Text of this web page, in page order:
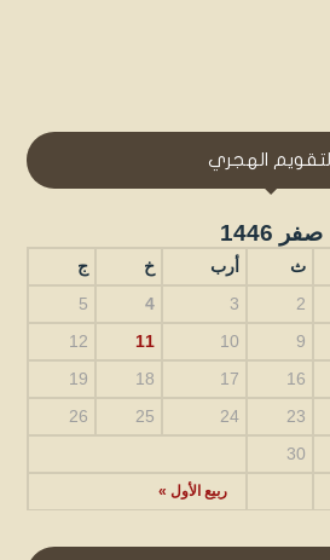
التقويم الهجري
صفر 1446
ث أرب خ ج
ربيع الأول »
2
3
4
5
9
10
11
12
16
17
18
19
23
24
25
26
30